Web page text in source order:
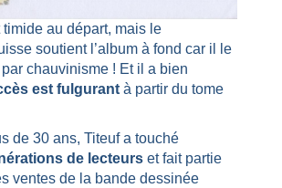
timide au départ, mais le
soutient l’album à fond car il le
chauvinisme ! Et il a bien
est fulgurant à partir du tome
de 30 ans, Titeuf a touché
de lecteurs et fait partie
ventes de la bande dessinée